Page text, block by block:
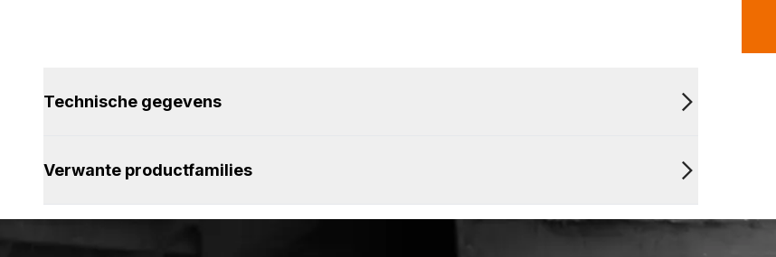
Technische gegevens
Verwante productfamilies